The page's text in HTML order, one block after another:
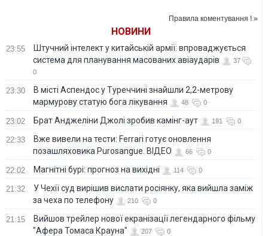
Правила коментування ! »
НОВИНИ
23:55
Штучний інтелект у китайській армії: впроваджується
система для планування масованих авіаударів
37
0
23:30
В місті Аспендос у Туреччині знайшли 2,2-метрову
мармурову статую бога лікування
48 0
23:02 Брат Анджеліни Джолі зробив камінг-аут 191 0
22:33
Вже вивели на тести: Ferrari готує оновлення
позашляховика Purosangue. ВІДЕО
66 0
22:02 Магнітні бурі: прогноз на вихідні 114 0
21:32
У Чехії суд вирішив вислати росіянку, яка вийшла заміж
за чеха по телефону
210 0
21:15
Вийшов трейлер нової екранізації легендарного фільму
"Афера Томаса Крауна"
207 0